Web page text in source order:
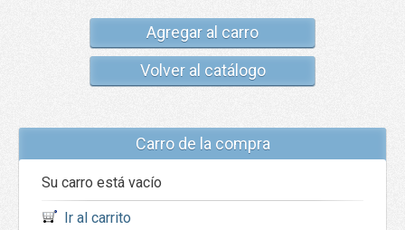
Agregar al carro
Volver al catálogo
Carro de la compra
Su carro está vacío
Ir al carrito